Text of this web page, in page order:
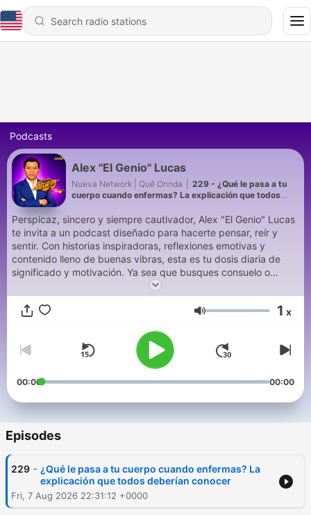
Podcasts
Alex "El Genio" Lucas
Nueva Network | Qué Onnda
229 - ¿Qué le pasa a tu
cuerpo cuando enfermas? La explicación que todos
Perspicaz, sincero y siempre cautivador, Alex "El Genio" Lucas
te invita a un podcast diseñado para hacerte pensar, reír y
sentir. Con historias inspiradoras, reflexiones emotivas y
contenido lleno de buenas vibras, esta es tu dosis diaria de
significado y motivación. Ya sea que busques consuelo o
perspectiva, este espacio es para ti: conéctate y disfruta de
contenido pensado tanto para el corazón como para la mente.
Volume 1 x
00:00 00:00
Episodes
229 - ¿Qué le pasa a tu cuerpo cuando enfermas? La
explicación que todos deberían conocer
Fri, 7 Aug 2026 22:31:12 +0000